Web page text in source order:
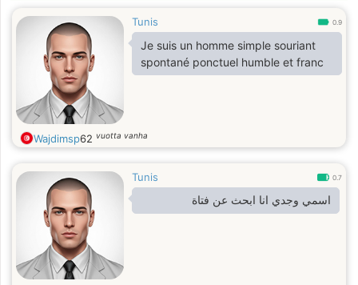
Tunis 0.9
Je suis un homme simple souriant
spontané ponctuel humble et franc
Wajdimsp62 vuotta vanha
Tunis 0.7
اسمي وجدي انا ابحث عن فتاة